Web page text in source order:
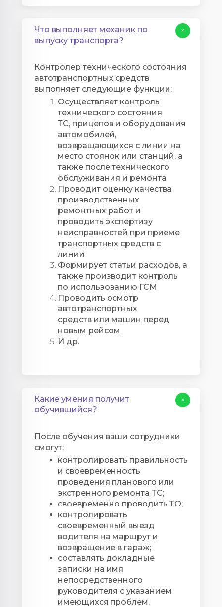
Что выполняет механик по
выпуску транспорта?
Контролер технического состояния
автотранспортных средств
выполняет следующие функции:
Осуществляет контроль
технического состояния
ТС, прицепов и оборудования
автомобилей,
возвращающихся с линии на
место стоянок или станций, а
также после технического
обслуживания и ремонта
Проводит оценку качества
производственных
ремонтных работ и
проводить экспертизу
неиcправностей при приеме
транспортных средств с
линии
Формирует статьи расходов, а
также производит контроль
по использованию ГСМ
Проводить осмотр
автотранспортных
средств или машин перед
новым рейсом
И др.
+
Какие умения получит
обучившийся?
После обучения ваши сотрудники
смогут:
⁣⁣⁣⁣⁣⁣⁣контролировать правильность
и своевременность
проведения планового или
экстренного ремонта ТС;
⁣⁣⁣⁣⁣своевременно проводить ТО;
⁣⁣⁣⁣⁣⁣⁣контролировать
своевременный выезд
водителя на маршрут и
возвращение в гараж;
⁣⁣⁣⁣⁣⁣⁣составлять докладные
записки на имя
непосредственного
руководителя с указанием
имеющихся проблем,
+